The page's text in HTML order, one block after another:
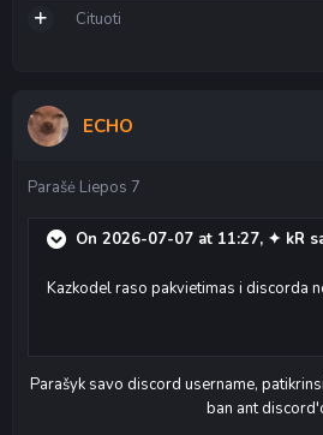
Cituoti
ECHO
Parašė Liepos 7
On 2026-07-07 at 11:27, ✦ kR
Kazkodel raso pakvietimas i discorda
Parašyk savo discord username,
ban ant